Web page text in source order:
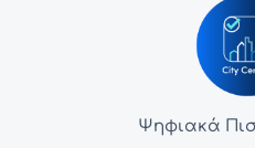
Ψηφιακά